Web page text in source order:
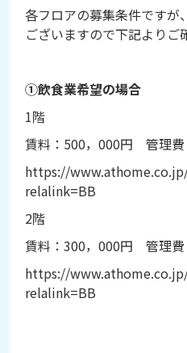
各フロアの募集条件ですが
ございますので下記よりご
①飲食業希望の場合
1階
賃料：500，000円 管理費
https://
relalink=BB
2階
賃料：300，000円 管理費
https://
relalink=BB